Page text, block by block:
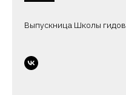
Выпускница Школы гидов.